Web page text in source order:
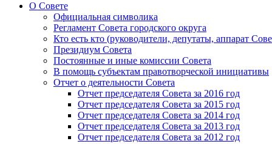
О Совете
Официальная символика
Регламент Совета городского округа
Кто есть кто (руководители, депутаты, аппарат
Президиум Совета
Постоянные и иные комиссии Совета
В помощь субъектам правотворческой инициативы
Отчет о деятельности Совета
Отчет председателя Совета за 2016 год
Отчет председателя Совета за 2015 год
Отчет председателя Совета за 2014 год
Отчет председателя Совета за 2013 год
Отчет председателя Совета за 2012 год